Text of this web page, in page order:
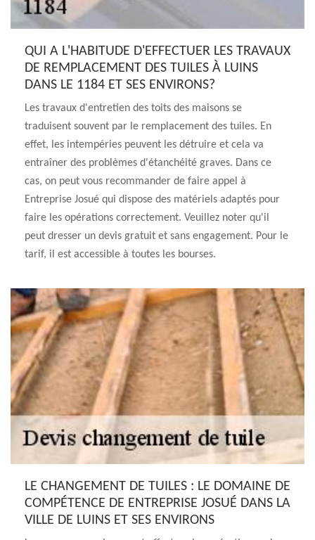
QUI A L'HABITUDE D'EFFECTUER LES TRAVAUX
DE REMPLACEMENT DES TUILES À LUINS
DANS LE 1184 ET SES ENVIRONS?
Les travaux d'entretien des toits des maisons se
traduisent souvent par le remplacement des tuiles. En
effet, les intempéries peuvent les détruire et cela va
entraîner des problèmes d'étanchéité graves. Dans ce
cas, on peut vous recommander de faire appel à
Entreprise Josué qui dispose des matériels adaptés pour
faire les opérations correctement. Veuillez noter qu'il
peut dresser un devis gratuit et sans engagement. Pour le
tarif, il est accessible à toutes les bourses.
LE CHANGEMENT DE TUILES : LE DOMAINE DE
COMPÉTENCE DE ENTREPRISE JOSUÉ DANS LA
VILLE DE LUINS ET SES ENVIRONS